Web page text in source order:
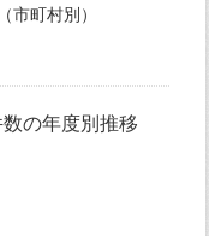
町村別）
の年度別推移